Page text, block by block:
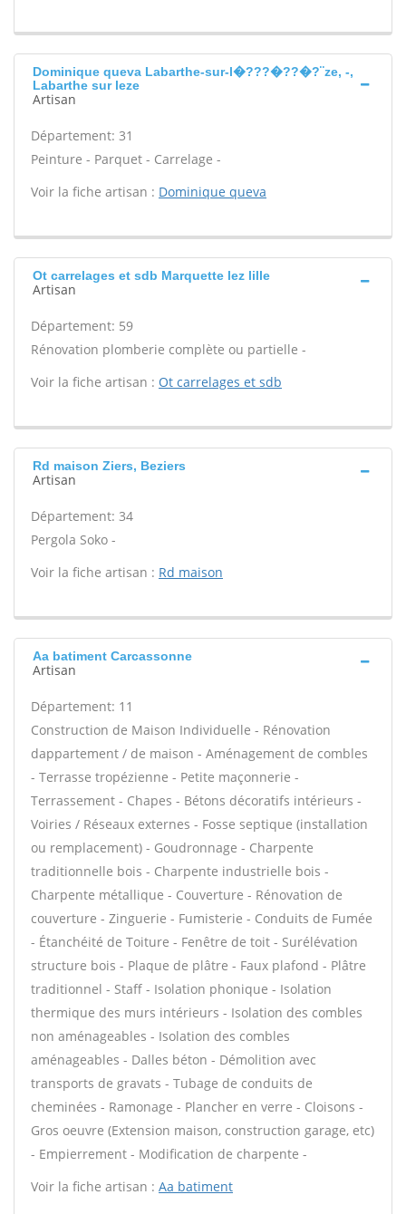
Dominique queva Labarthe-sur-l�???�??�?¨ze, -,
Labarthe sur leze
Artisan
Département: 31
Peinture - Parquet - Carrelage -
Voir la fiche artisan : Dominique queva
Ot carrelages et sdb Marquette lez lille
Artisan
Département: 59
Rénovation plomberie complète ou partielle -
Voir la fiche artisan : Ot carrelages et sdb
Rd maison Ziers, Beziers
Artisan
Département: 34
Pergola Soko -
Voir la fiche artisan : Rd maison
Aa batiment Carcassonne
Artisan
Département: 11
Construction de Maison Individuelle - Rénovation
dappartement / de maison - Aménagement de combles
- Terrasse tropézienne - Petite maçonnerie -
Terrassement - Chapes - Bétons décoratifs intérieurs -
Voiries / Réseaux externes - Fosse septique (installation
ou remplacement) - Goudronnage - Charpente
traditionnelle bois - Charpente industrielle bois -
Charpente métallique - Couverture - Rénovation de
couverture - Zinguerie - Fumisterie - Conduits de Fumée
- Étanchéité de Toiture - Fenêtre de toit - Surélévation
structure bois - Plaque de plâtre - Faux plafond - Plâtre
traditionnel - Staff - Isolation phonique - Isolation
thermique des murs intérieurs - Isolation des combles
non aménageables - Isolation des combles
aménageables - Dalles béton - Démolition avec
transports de gravats - Tubage de conduits de
cheminées - Ramonage - Plancher en verre - Cloisons -
Gros oeuvre (Extension maison, construction garage, etc)
- Empierrement - Modification de charpente -
Voir la fiche artisan : Aa batiment